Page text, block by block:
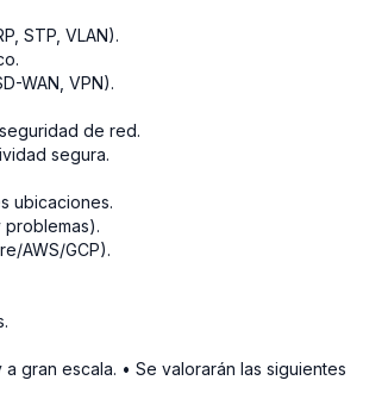
STP, VLAN).
WAN, VPN).
de red.
segura.
ubicaciones.
problemas).
AWS/GCP).
gran escala. • Se valorarán las siguientes